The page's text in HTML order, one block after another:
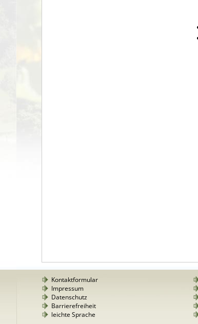
Kontaktformular
Impressum
Datenschutz
Barrierefreiheit
leichte Sprache